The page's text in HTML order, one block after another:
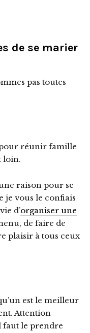
de se marier
pas toutes
pour réunir famille
loin.
raison pour se
je vous le confiais
d’organiser une
de faire de
plaisir à tous ceux
est le meilleur
Attention
faut le prendre